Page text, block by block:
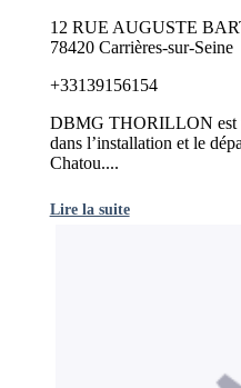
12 RUE AUGUSTE
78420 Carrières-sur-Seine
+33139156154
DBMG THORILLON est
dans l’installation et le
Chatou....
Lire la suite